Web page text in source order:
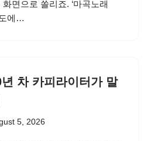
면으로 쏠리죠. ‘마곡노래
에…
차 카피라이터가 말
5, 2026